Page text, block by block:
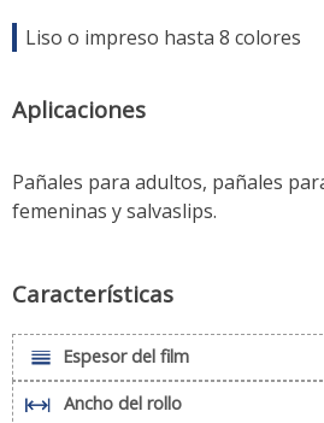
Liso o impreso hasta 8 colores
Aplicaciones
Pañales para adultos, pañales
femeninas y salvaslips.
Características
Espesor del film
Ancho del rollo